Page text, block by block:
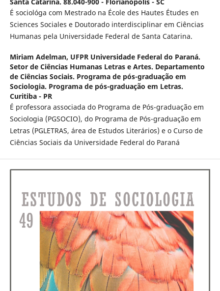
Santa Catarina. 88.040-900 - Florianópolis - SC
É sociológa com Mestrado na École des Hautes Études en
Sciences Sociales e Doutorado interdisciplinar em Ciências
Humanas pela Universidade Federal de Santa Catarina.
Miriam Adelman, UFPR Universidade Federal do Paraná.
Setor de Ciências Humanas Letras e Artes. Departamento
de Ciências Sociais. Programa de pós-graduação em
Sociologia. Programa de pós-graduação em Letras.
Curitiba - PR
É professora associada do Programa de Pós-graduação em
Sociologia (PGSOCIO), do Programa de Pós-graduação em
Letras (PGLETRAS, área de Estudos Literários) e o Curso de
Ciências Sociais da Universidade Federal do Paraná